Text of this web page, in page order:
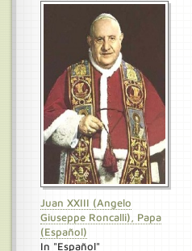
Juan XXIII (Angelo
Giuseppe Roncalli), Papa
(Español)
In "Español"